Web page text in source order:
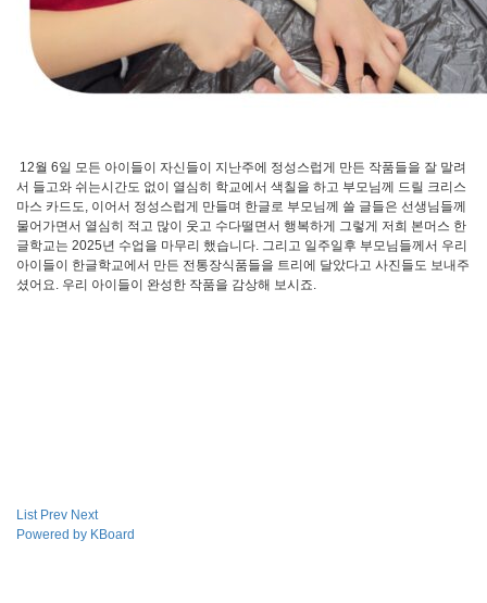
12월 6일 모든 아이들이 자신들이 지난주에 정성스럽게 만든 작품들을 잘 말려
서 들고와 쉬는시간도 없이 열심히 학교에서 색칠을 하고 부모님께 드릴 크리스
마스 카드도, 이어서 정성스럽게 만들며 한글로 부모님께 쓸 글들은 선생님들께
물어가면서 열심히 적고 많이 웃고 수다떨면서 행복하게 그렇게 저희 본머스 한
글학교는 2025년 수업을 마무리 했습니다. 그리고 일주일후 부모님들께서 우리
아이들이 한글학교에서 만든 전통장식품들을 트리에 달았다고 사진들도 보내주
셨어요. 우리 아이들이 완성한 작품을 감상해 보시죠.
List Prev Next
Powered by KBoard